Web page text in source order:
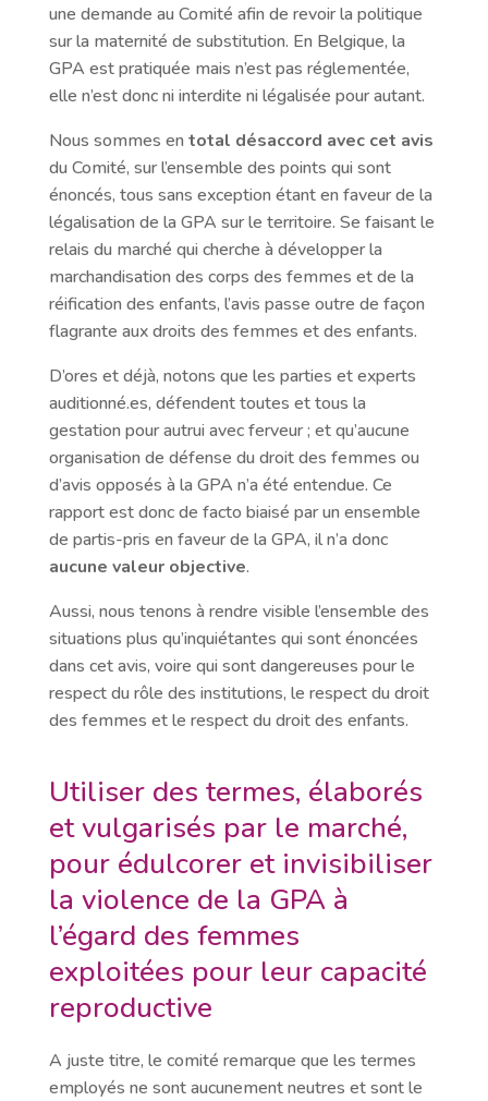
une demande au Comité afin de revoir la politique
sur la maternité de substitution. En Belgique, la
GPA est pratiquée mais n’est pas réglementée,
elle n’est donc ni interdite ni légalisée pour autant.
Nous sommes en total désaccord avec cet avis
du Comité, sur l’ensemble des points qui sont
énoncés, tous sans exception étant en faveur de la
légalisation de la GPA sur le territoire. Se faisant le
relais du marché qui cherche à développer la
marchandisation des corps des femmes et de la
réification des enfants, l’avis passe outre de façon
flagrante aux droits des femmes et des enfants.
D’ores et déjà, notons que les parties et experts
auditionné.es, défendent toutes et tous la
gestation pour autrui avec ferveur ; et qu’aucune
organisation de défense du droit des femmes ou
d’avis opposés à la GPA n’a été entendue. Ce
rapport est donc de facto biaisé par un ensemble
de partis-pris en faveur de la GPA, il n’a donc
aucune valeur objective.
Aussi, nous tenons à rendre visible l’ensemble des
situations plus qu’inquiétantes qui sont énoncées
dans cet avis, voire qui sont dangereuses pour le
respect du rôle des institutions, le respect du droit
des femmes et le respect du droit des enfants.
Utiliser des termes, élaborés
et vulgarisés par le marché,
pour édulcorer et invisibiliser
la violence de la GPA à
l’égard des femmes
exploitées pour leur capacité
reproductive
A juste titre, le comité remarque que les termes
employés ne sont aucunement neutres et sont le